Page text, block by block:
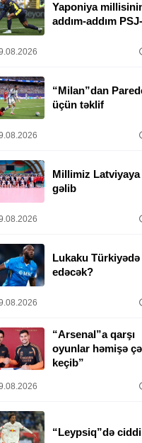
Yaponiya
addım-addım
“Milan”dan
üçün təklif
Millimiz
gəlib
Lukaku Türkiyədə
edəcək?
“Arsenal”a qarşı
oyunlar həmişə
keçib”
“Leypsiq”də